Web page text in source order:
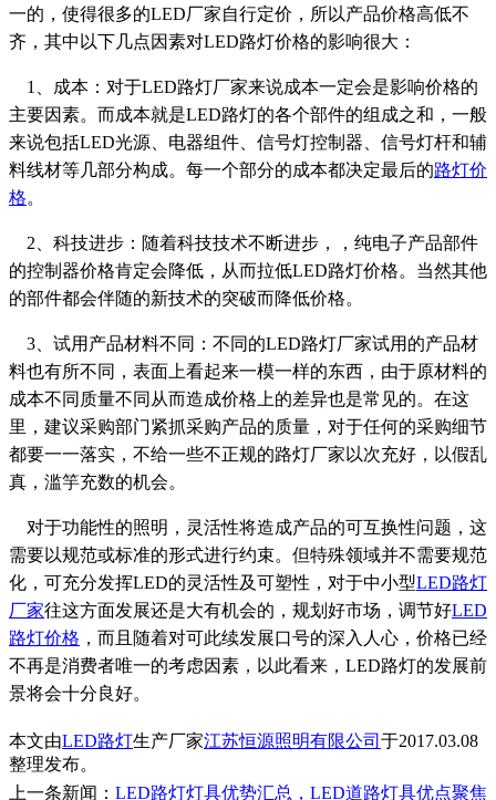
一的，使得很多的LED厂家自行定价，所以产品价格高低不
齐，其中以下几点因素对LED路灯价格的影响很大：
1、成本：对于LED路灯厂家来说成本一定会是影响价格的
主要因素。而成本就是LED路灯的各个部件的组成之和，一般
来说包括LED光源、电器组件、信号灯控制器、信号灯杆和辅
料线材等几部分构成。每一个部分的成本都决定最后的路灯价
格。
2、科技进步：随着科技技术不断进步，，纯电子产品部件
的控制器价格肯定会降低，从而拉低LED路灯价格。当然其他
的部件都会伴随的新技术的突破而降低价格。
3、试用产品材料不同：不同的LED路灯厂家试用的产品材
料也有所不同，表面上看起来一模一样的东西，由于原材料的
成本不同质量不同从而造成价格上的差异也是常见的。在这
里，建议采购部门紧抓采购产品的质量，对于任何的采购细节
都要一一落实，不给一些不正规的路灯厂家以次充好，以假乱
真，滥竽充数的机会。
对于功能性的照明，灵活性将造成产品的可互换性问题，这
需要以规范或标准的形式进行约束。但特殊领域并不需要规范
化，可充分发挥LED的灵活性及可塑性，对于中小型LED路灯
厂家往这方面发展还是大有机会的，规划好市场，调节好LED
路灯价格 ，而且随着对可此续发展口号的深入人心，价格已经
不再是消费者唯一的考虑因素，以此看来，LED路灯的发展前
景将会十分良好。
本文由LED路灯生产厂家江苏恒源照明有限公司 于2017.03.08
整理发布。
上一条新闻： LED路灯灯具优势汇总，LED道路灯具优点聚焦